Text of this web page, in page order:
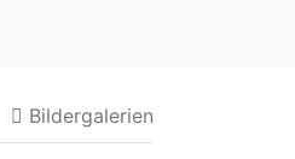
Bildergalerien